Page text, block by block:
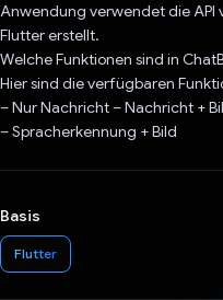
Anwendung verwendet die
Flutter erstellt.
Welche Funktionen sind in
Hier sind die verfügbaren
– Nur Nachricht – Nachricht +
– Spracherkennung + Bild
Basis
Flutter